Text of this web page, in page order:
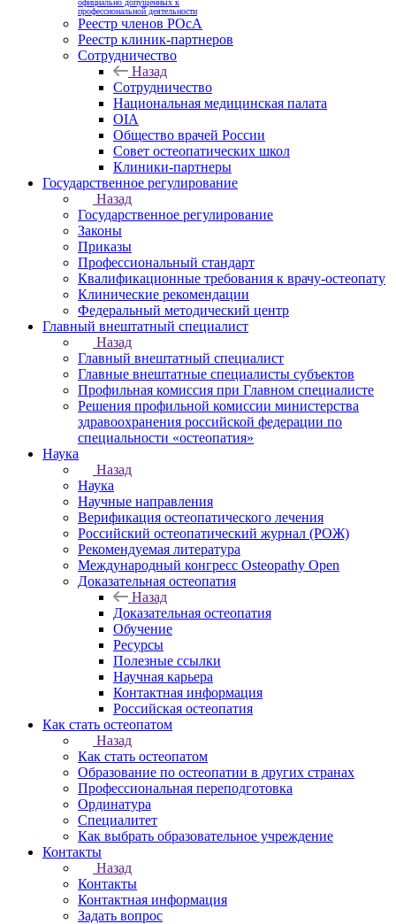
официально допущенных к
профессиональной деятельности
Реестр членов РОсА
Реестр клиник-партнеров
Сотрудничество
Назад
Сотрудничество
Национальная медицинская палата
OIA
Общество врачей России
Совет остеопатических школ
Клиники-партнеры
Государственное регулирование
Назад
Государственное регулирование
Законы
Приказы
Профессиональный стандарт
Квалификационные требования к врачу-остеопату
Клинические рекомендации
Федеральный методический центр
Главный внештатный специалист
Назад
Главный внештатный специалист
Главные внештатные специалисты субъектов
Профильная комиссия при Главном специалисте
Решения профильной комиссии министерства
здравоохранения российской федерации по
специальности «остеопатия»
Наука
Назад
Наука
Научные направления
Верификация остеопатического лечения
Российский остеопатический журнал (РОЖ)
Рекомендуемая литература
Международный конгресс Osteopathy Open
Доказательная остеопатия
Назад
Доказательная остеопатия
Обучение
Ресурсы
Полезные ссылки
Научная карьера
Контактная информация
Российская остеопатия
Как стать остеопатом
Назад
Как стать остеопатом
Образование по остеопатии в других странах
Профессиональная переподготовка
Ординатура
Специалитет
Как выбрать образовательное учреждение
Контакты
Назад
Контакты
Контактная информация
Задать вопрос